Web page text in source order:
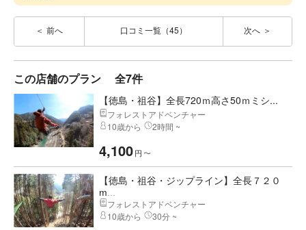
前へ 口コミ一覧（45） 次へ
この店舗のプラン 全7件
【徳島・祖谷】全長720ｍ高さ50ｍミシ...
フォレストアドベンチャー
10歳から
2時間 ~
4,100円 〜
【徳島・祖谷・ジップライン】全長７２０
m...
フォレストアドベンチャー
10歳から
30分 ~